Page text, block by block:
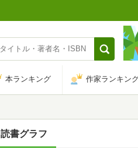
本ランキング 作家ランキン
読書グラフ